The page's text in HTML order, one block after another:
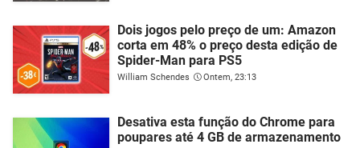
Dois jogos pelo preço de um: Amazon
corta em 48% o preço desta edição de
Spider-Man para PS5
William Schendes Ontem, 23:13
Desativa esta função do Chrome para
poupares até 4 GB de armazenamento